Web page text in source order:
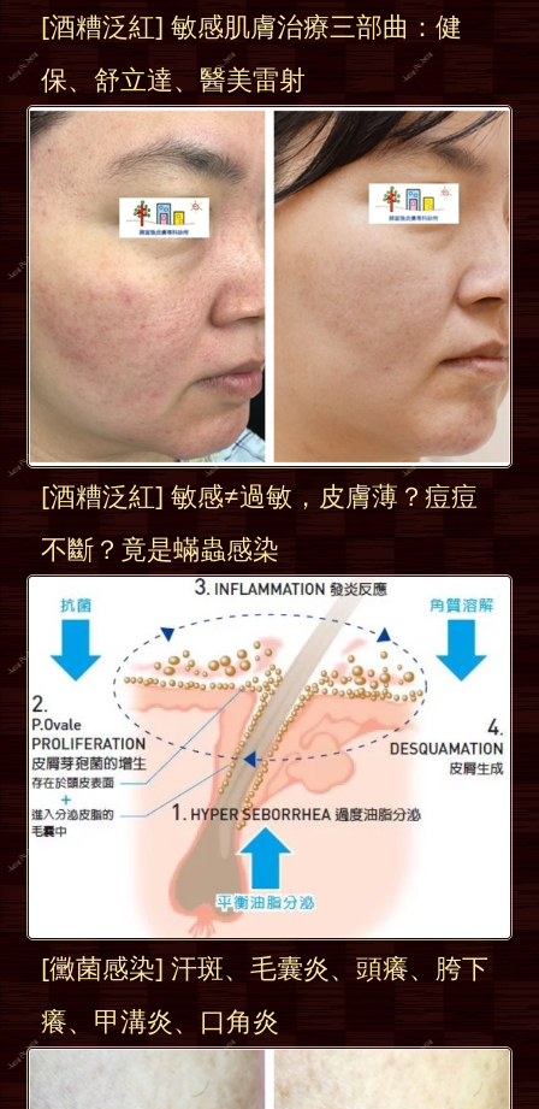
[酒糟泛紅] 敏感肌膚治療三部曲：健
保、舒立達、醫美雷射
[酒糟泛紅] 敏感≠過敏，皮膚薄？痘痘
不斷？竟是蟎蟲感染
[黴菌感染] 汗斑、毛囊炎、頭癢、胯下
癢、甲溝炎、口角炎